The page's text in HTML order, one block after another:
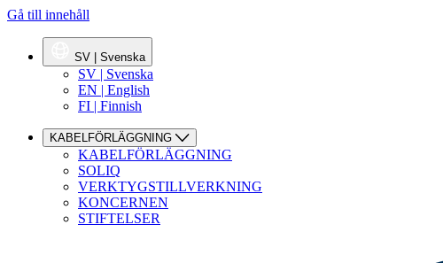
Gå till innehåll
SV | Svenska
SV | Svenska
EN | English
FI | Finnish
KABELFÖRLÄGGNING
KABELFÖRLÄGGNING
SOLIQ
VERKTYGSTILLVERKNING
KONCERNEN
STIFTELSER